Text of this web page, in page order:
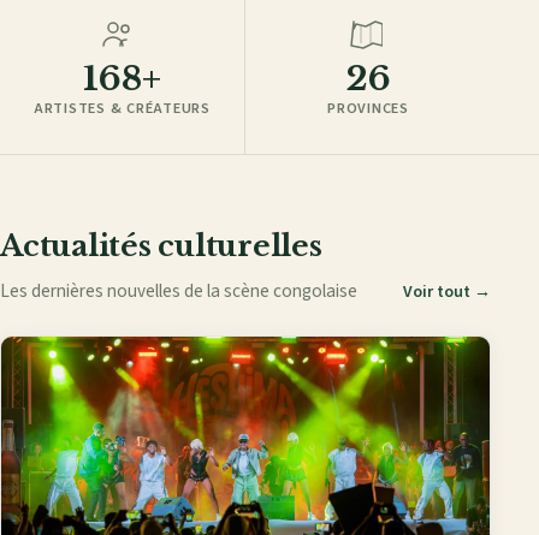
168+
ARTISTES & CRÉATEURS
26
PROVINCES
Actualités culturelles
Les dernières nouvelles de la scène congolaise Voir tout →